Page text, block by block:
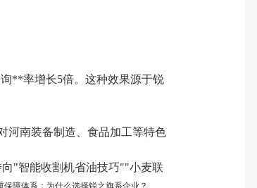
**率增长5倍。这种效果源于锐
河南装备制造、食品加工等特色
"智能收割机省油技巧""小麦联
保障体系：为什么选择锐之旗系企业？